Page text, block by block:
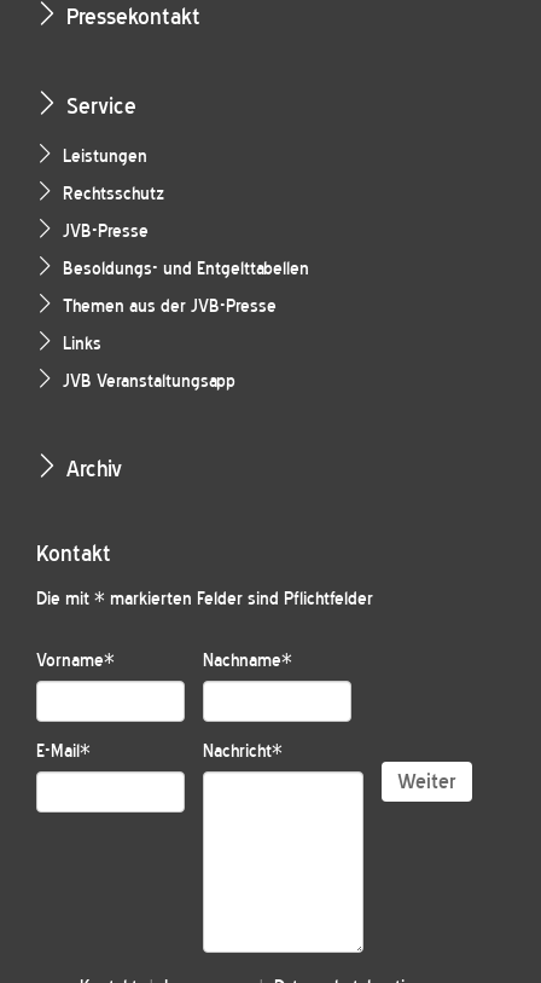
Pressekontakt
Service
Leistungen
Rechtsschutz
JVB-Presse
Besoldungs- und Entgelttabellen
Themen aus der JVB-Presse
Links
JVB Veranstaltungsapp
Archiv
Kontakt
Die mit * markierten Felder sind Pflichtfelder
Vorname* Nachname*
E-Mail* Nachricht*
Weiter